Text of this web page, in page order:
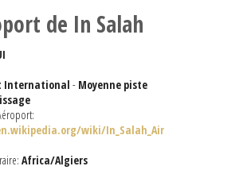
de In Salah
International - Moyenne piste
wiki/In_Salah_Air
Africa/Algiers